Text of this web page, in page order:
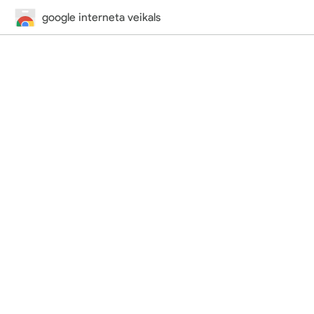
google interneta veikals